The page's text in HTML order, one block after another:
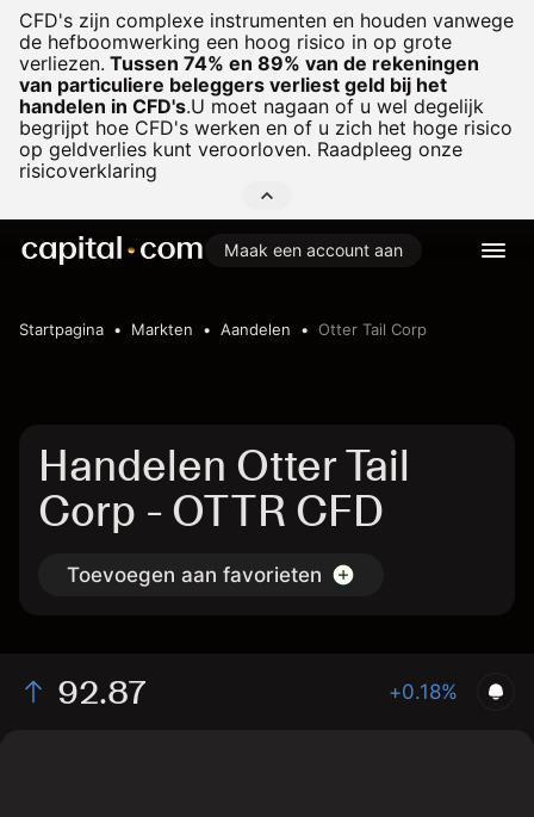
CFD's zijn complexe instrumenten en houden vanwege
de hefboomwerking een hoog risico in op grote
verliezen. Tussen 74% en 89% van de rekeningen
van particuliere beleggers verliest geld bij het
handelen in CFD's.U moet nagaan of u wel degelijk
begrijpt hoe CFD's werken en of u zich het hoge risico
op geldverlies kunt veroorloven. Raadpleeg onze
risicoverklaring
Maak een account aan
Startpagina Markten Aandelen Otter Tail Corp
Handelen Otter Tail
Corp - OTTR CFD
Toevoegen aan favorieten
92.87 +0.18%